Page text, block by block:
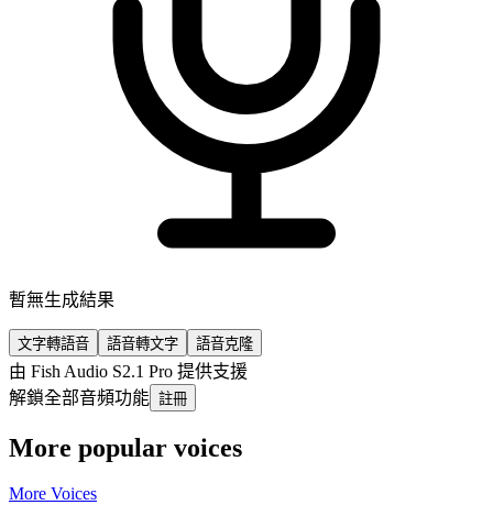
暫無生成結果
文字轉語音 語音轉文字 語音克隆
由 Fish Audio S2.1 Pro 提供支援
解鎖全部音頻功能 註冊
More popular voices
More Voices